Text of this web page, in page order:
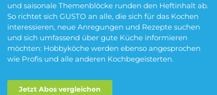
Kino Abo Kochbox Abo
Musik-Streaming Abo Pay TV Abo
und saisonale Themenblöcke runden den Heftinhalt ab.
So richtet sich GUSTO an alle, die sich für das Kochen
interessieren, neue Anregungen und Rezepte suchen
und sich umfassend über gute Küche informieren
möchten: Hobbyköche werden ebenso angesprochen
wie Profis und alle anderen Kochbegeisterten.
Jetzt Abos vergleichen